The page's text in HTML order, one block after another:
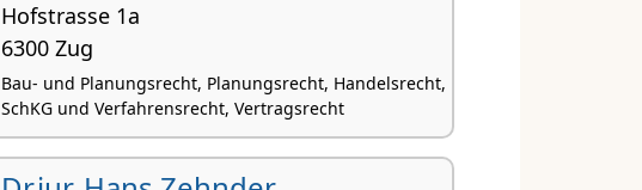
Hofstrasse 1a
6300 Zug
Bau- und Planungsrecht, Planungsrecht, Handelsrecht,
SchKG und Verfahrensrecht, Vertragsrecht